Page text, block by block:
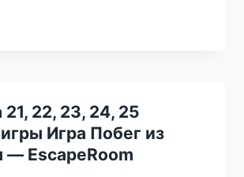
21, 22, 23, 24, 25
Игра Побег из
— EscapeRoom